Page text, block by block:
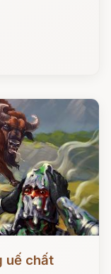
uế chất